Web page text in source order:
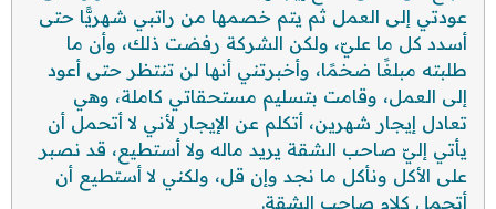
عودتي إلى العمل ثم يتم خصمها من راتبي شهريًّا حتى
أسدد كل ما عليّ، ولكن الشركة رفضت ذلك، وأن ما
طلبته مبلغًا ضخمًا، وأخبرتني أنها لن تنتظر حتى أعود
إلى العمل، وقامت بتسليم مستحقاتي كاملة، وهي
تعادل إيجار شهرين، أتكلم عن الإيجار لأني لا أتحمل أن
يأتي إليّ صاحب الشقة يريد ماله ولا أستطيع، قد نصبر
على الأكل ونأكل ما نجد وإن قل، ولكني لا أستطيع أن
أتحمل كلام صاحب الشقة.